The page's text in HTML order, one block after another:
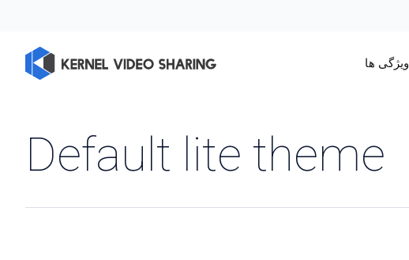
ویژگی ها
Default lite theme